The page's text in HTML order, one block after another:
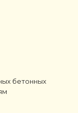
бетонных